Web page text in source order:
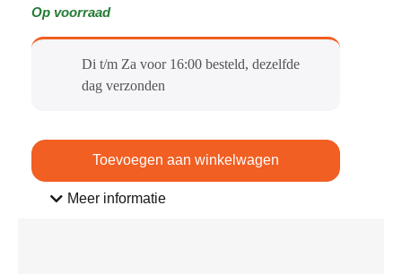
Op voorraad
Di t/m Za voor 16:00 besteld, dezelfde
dag verzonden​
Toevoegen aan winkelwagen
Meer informatie